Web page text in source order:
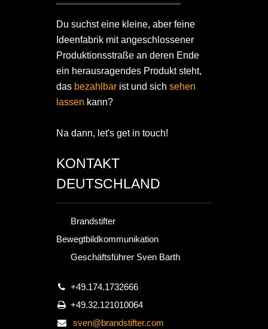
Du suchst eine kleine, aber feine
Ideenfabrik mit angeschlossener
Produktionsstraße an deren Ende
ein herausragendes Produkt steht,
das bezahlbar ist und sich sehen
lassen kann?
Na dann, let's get in touch!
KONTAKT
DEUTSCHLAND
Brandstifter
Bewegtbildkommunikation
Geschäftsführer Sven Barth
+49.174.1732666
+49.32.121010064
sven@brandstifter.com